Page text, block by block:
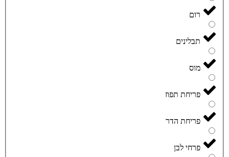
רום
תבלינים
מוס
פריחת תפוז
פריחת הדר
פרחי לבן